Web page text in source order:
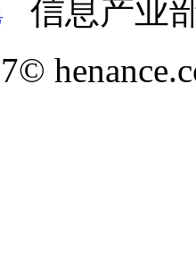
信息产业